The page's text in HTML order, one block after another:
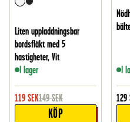
Liten uppladdningsbar
bordsfläkt med 5
hastigheter, Vit
I lager
119 SEK149 SEK
KÖP
I
129